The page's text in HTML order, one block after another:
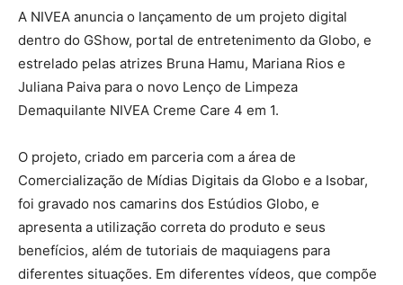
A NIVEA anuncia o lançamento de um projeto digital
dentro do GShow, portal de entretenimento da Globo, e
estrelado pelas atrizes Bruna Hamu, Mariana Rios e
Juliana Paiva para o novo Lenço de Limpeza
Demaquilante NIVEA Creme Care 4 em 1.
O projeto, criado em parceria com a área de
Comercialização de Mídias Digitais da Globo e a Isobar,
foi gravado nos camarins dos Estúdios Globo, e
apresenta a utilização correta do produto e seus
benefícios, além de tutoriais de maquiagens para
diferentes situações. Em diferentes vídeos, que compõe